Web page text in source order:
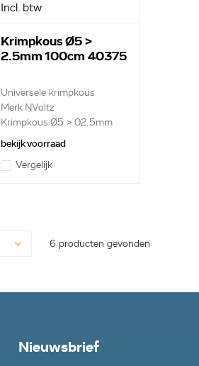
Incl. btw
Krimpkous Ø5 >
2.5mm 100cm 40375
Universele krimpkous
Merk NVoltz
Krimpkous Ø5 > 02.5mm
10...
bekijk voorraad
Vergelijk
6 producten gevonden
Nieuwsbrief